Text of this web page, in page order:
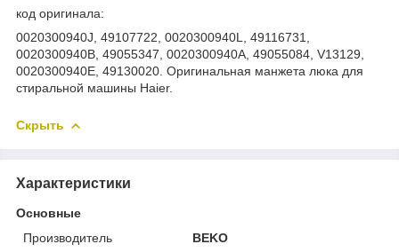
код оригинала:
0020300940J, 49107722, 0020300940L, 49116731,
0020300940B, 49055347, 0020300940A, 49055084, V13129,
0020300940E, 49130020. Оригинальная манжета люка для
стиральной машины Haier.
Скрыть
Характеристики
Основные
Производитель
BEKO